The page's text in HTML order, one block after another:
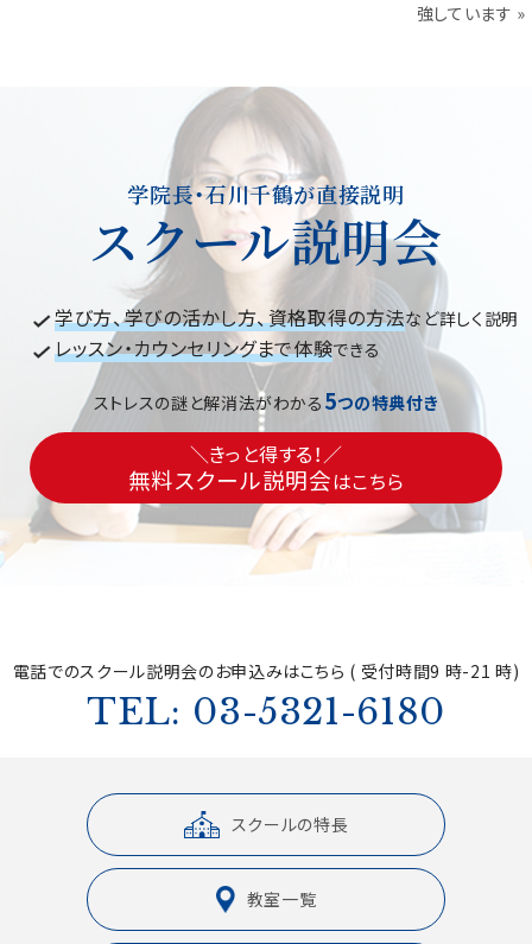
強しています »
学院長・石川千鶴が直接説明
スクール説明会
学び方、学びの活かし方、資格取得の方法など詳しく説明
レッスン・カウンセリングまで体験できる
ストレスの謎と解消法がわかる 5つの特典付き
＼きっと得する！／
無料スクール説明会はこちら
電話でのスクール説明会のお申込みはこちら ( 受付時間9 時-21 時)
TEL: 03-5321-6180
スクールの特長
教室一覧